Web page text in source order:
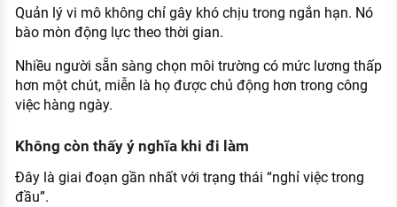
Quản lý vi mô không chỉ gây khó chịu trong ngắn hạn. Nó
bào mòn động lực theo thời gian.
Nhiều người sẵn sàng chọn môi trường có mức lương thấp
hơn một chút, miễn là họ được chủ động hơn trong công
việc hàng ngày.
Không còn thấy ý nghĩa khi đi làm
Đây là giai đoạn gần nhất với trạng thái “nghỉ việc trong
đầu”.